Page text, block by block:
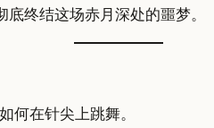
终结这场赤月深处的噩梦。
何在针尖上跳舞。